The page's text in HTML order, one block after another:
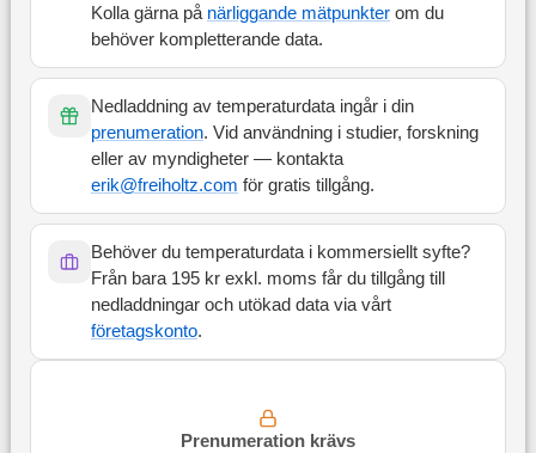
Kolla gärna på närliggande mätpunkterom du
behöver kompletterande data.
Nedladdning av temperaturdata ingår i din
prenumeration. Vid användning i studier, forskning
eller av myndigheter — kontakta
erik@freiholtz.com för gratis tillgång.
Behöver du temperaturdata i kommersiellt syfte?
Från bara 195 kr exkl. moms får du tillgång till
nedladdningar och utökad data via vårt
företagskonto.
Prenumeration krävs